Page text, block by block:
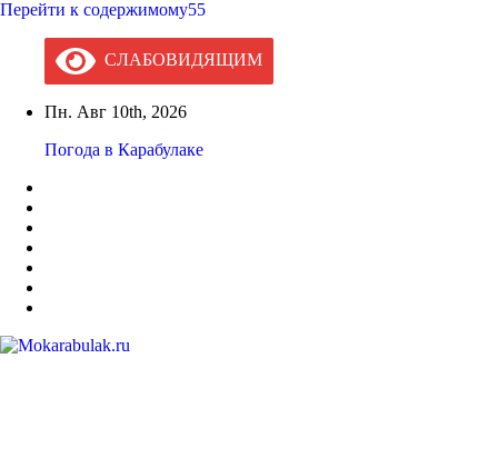
Перейти к содержимому55
СЛАБОВИДЯЩИМ
Пн. Авг 10th, 2026
Погода в Карабулаке